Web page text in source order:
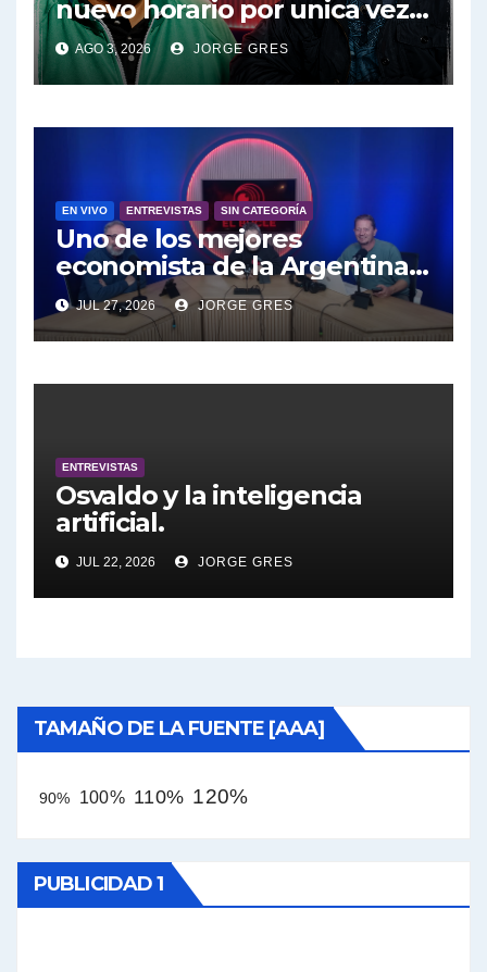
nuevo horario por unica vez .
Pablo Moyano en vivo sobran
las palabras, te esperamos
en el Bucle 10:30 3/8/2026
AGO 3, 2026 JORGE GRES
EN VIVO ENTREVISTAS SIN CATEGORÍA
Uno de los mejores
economista de la Argentina
engalana a el Bucle; Gustavo
Marangoni en vivo hoy
27/7/2026 a las 16:30, no te lo
JUL 27, 2026 JORGE GRES
ENTREVISTAS
Osvaldo y la inteligencia
artificial.
JUL 22, 2026 JORGE GRES
TAMAÑO DE LA FUENTE [AAA]
90% 100% 110% 120%
PUBLICIDAD 1